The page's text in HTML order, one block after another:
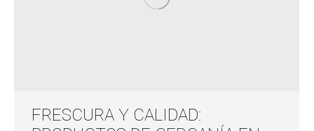
FRESCURA Y CALIDAD: